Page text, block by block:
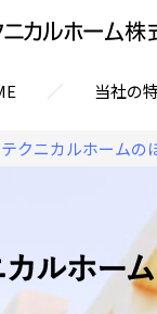
／ 当社の
テクニカルホームの